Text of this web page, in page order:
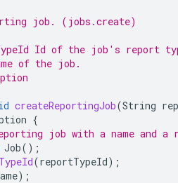
job. (jobs.create)
Id of the job's report
of the job.
createReportingJob(String
{
job with a name and
Job();
(reportTypeId);
);